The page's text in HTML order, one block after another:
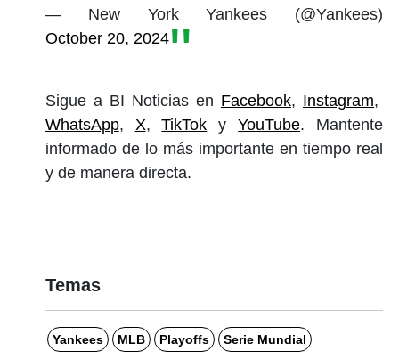
— New York Yankees (@Yankees)
October 20, 2024
Sigue a BI Noticias en Facebook, Instagram,
WhatsApp, X,TikTok yYouTube. Mantente
informado de lo más importante en tiempo real
y de manera directa.
Temas
Yankees MLB Playoffs Serie Mundial